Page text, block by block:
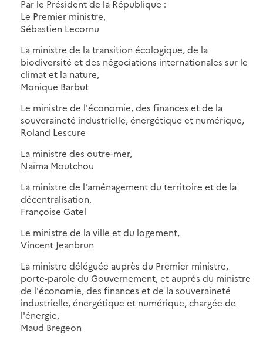
Par le Président de la République :
Le Premier ministre,
Sébastien Lecornu
La ministre de la transition écologique, de la
biodiversité et des négociations internationales sur le
climat et la nature,
Monique Barbut
Le ministre de l'économie, des finances et de la
souveraineté industrielle, énergétique et numérique,
Roland Lescure
La ministre des outre-mer,
Naïma Moutchou
La ministre de l'aménagement du territoire et de la
décentralisation,
Françoise Gatel
Le ministre de la ville et du logement,
Vincent Jeanbrun
La ministre déléguée auprès du Premier ministre,
porte-parole du Gouvernement, et auprès du ministre
de l'économie, des finances et de la souveraineté
industrielle, énergétique et numérique, chargée de
l'énergie,
Maud Bregeon